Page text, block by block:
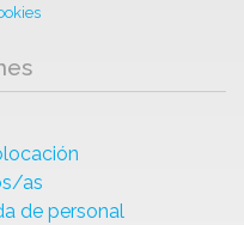
as
de personal